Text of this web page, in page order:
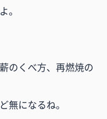
。
のくべ方、再燃焼の
無になるね。